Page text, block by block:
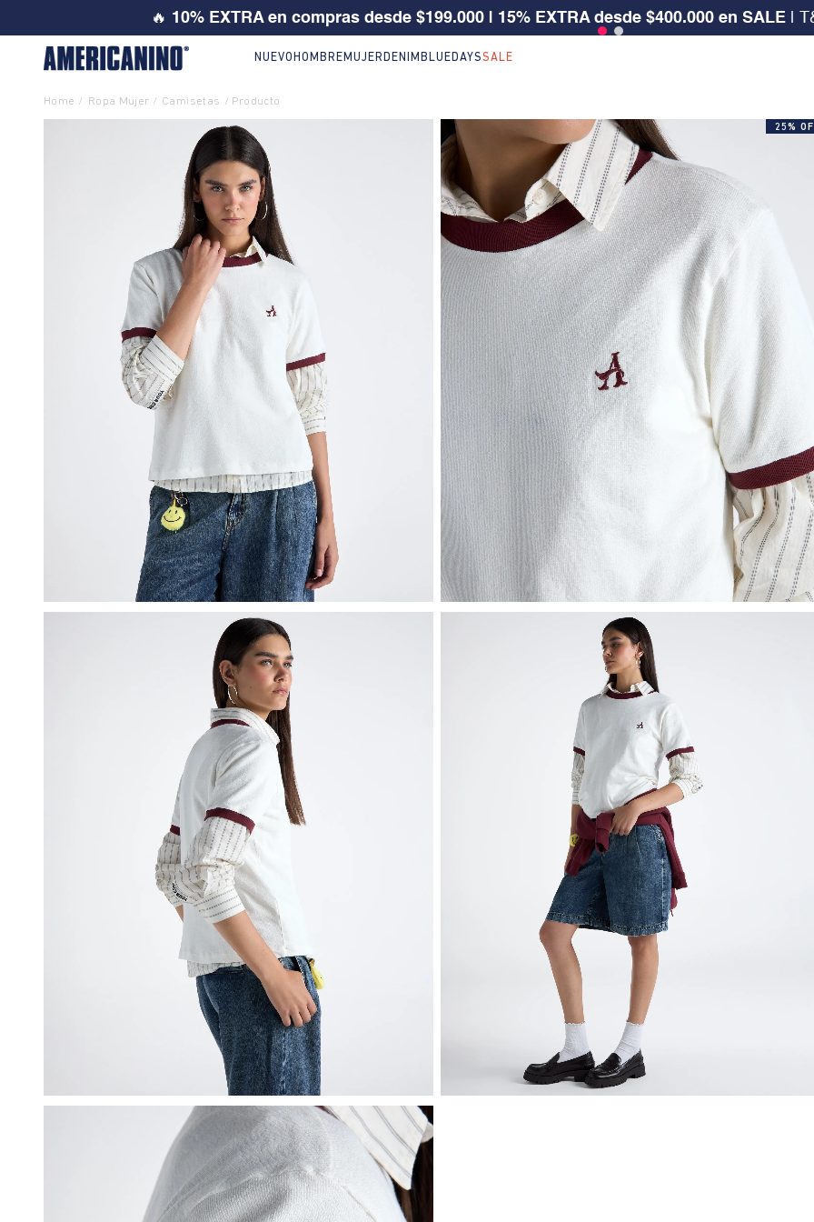
25% ó 35%OFF en ref. seleccionadas de NEW ARRIVALS |
NUEVO HOMBRE MUJER DENIM BLUEDAYSSALE
Ropa Mujer Camisetas
25%